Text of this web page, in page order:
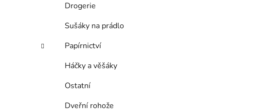
Drogerie
Sušáky na prádlo
Papírnictví
Háčky a věšáky
Ostatní
Dveřní rohože